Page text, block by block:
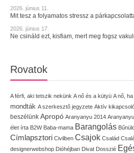
2026. június 11.
Mit tesz a folyamatos stressz a
2026. június 17.
Ne csináld ezt, kisfiam, mert meg fogsz
Rovatok
A férfi, aki tetszik nekünk A nő és a kütyü A nő,
mondták A szerkesztő jegyzete Aktív
beszélünk Apropó Aranyanyu 2014
élet írta B2W Baba-mama Barangolás
Címlapsztori Civilben Csajok Család
designerwebshop Dióhéjban Divat Dosszié